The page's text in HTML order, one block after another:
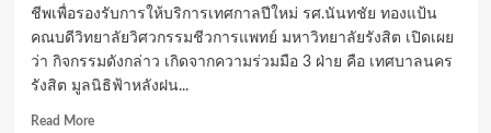
ชีพเพื่อรองรับการให้บริการเทศกาลปีใหม่ รศ.นันทชัย ทองแป้น
คณบดีวิทยาลัยวิศวกรรมชีวการแพทย์ มหาวิทยาลัยรังสิต เปิดเผย
ว่า กิจกรรมดังกล่าว เกิดจากความร่วมมือ 3 ฝ่าย คือ เทศบาลนคร
รังสิต มูลนิธิฟ้าหลังฝน...
Read MoreRead